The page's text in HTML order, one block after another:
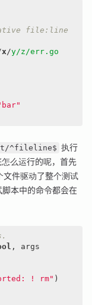
file:line
x/y/z/err.go
^fileline$ 执行
么运行的呢，首先
件驱动了整个测试
本中的命令都会在
, args
! rm" )